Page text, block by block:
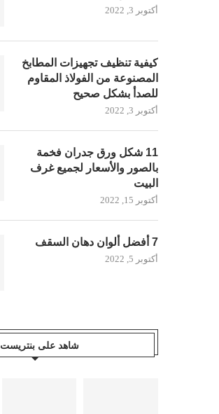
أكتوبر 3, 2022
كيفية تنظيف تجهيزات المطابخ
المصنوعة من الفولاذ المقاوم
للصدأ بشكل صحيح
أكتوبر 3, 2022
11 شكل ورق جدران فخمة
بالصور والأسعار لجميع غرف
البيت
أكتوبر 15, 2022
7 أفضل ألوان دهان السقف
أكتوبر 5, 2022
شاهد على بنتريست